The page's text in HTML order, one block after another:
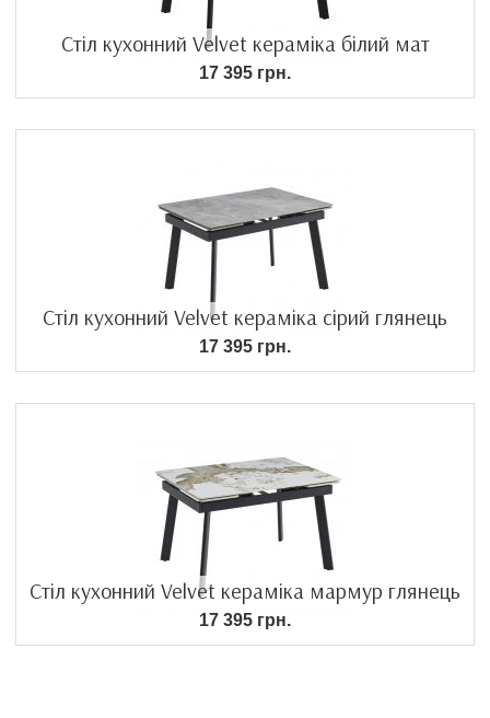
Стіл кухонний Velvet кераміка білий мат
17 395 грн.
Стіл кухонний Velvet кераміка сірий глянець
17 395 грн.
Стіл кухонний Velvet кераміка мармур глянець
17 395 грн.